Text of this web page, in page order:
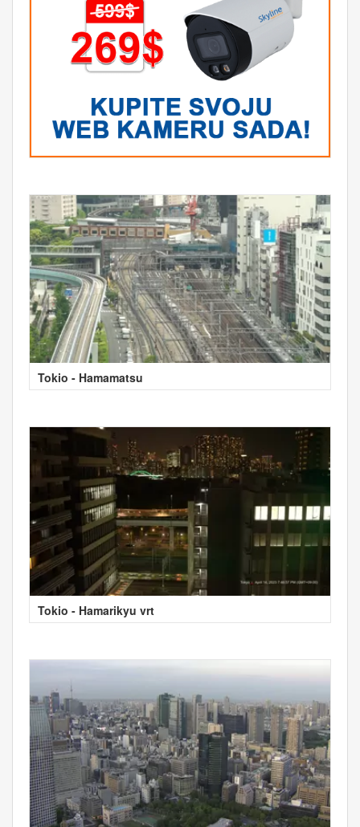
Tokio - Hamamatsu
Tokio - Hamarikyu vrt